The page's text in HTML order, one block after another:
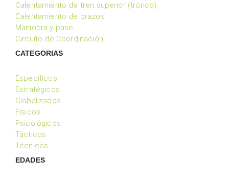
Calentamiento de tren superior (tronco)
Calentamiento de brazos
Maniobra y pase
Circuito de Coordinación
CATEGORIAS
Específicos
Estratégicos
Globalizados
Físicos
Psicológicos
Tácticos
Técnicos
EDADES